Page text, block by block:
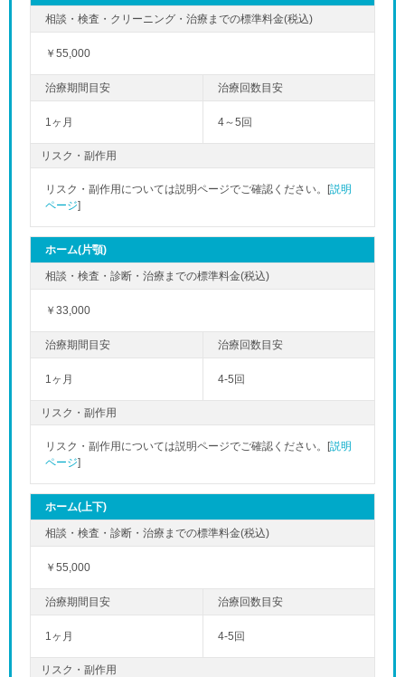
￥55,000
1ヶ月 4～5回
リスク・副作用
リスク・副作用については説明ページでご確認ください。[説明
ページ]
ホーム(片顎)
￥33,000
1ヶ月 4-5回
リスク・副作用
リスク・副作用については説明ページでご確認ください。[説明
ページ]
ホーム(上下)
￥55,000
1ヶ月 4-5回
リスク・副作用